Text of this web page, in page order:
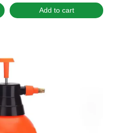
Add to cart